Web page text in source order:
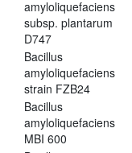
amyloliquefaciens
subsp. plantarum
D747
Bacillus
amyloliquefaciens
strain FZB24
Bacillus
amyloliquefaciens
MBI 600